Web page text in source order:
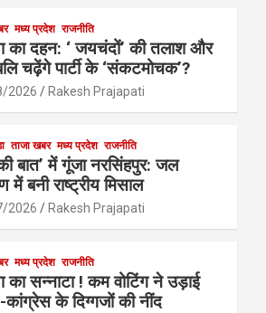
मध्य प्रदेश राजनीति
का दहन: ‘ जयचंदों’ की तलाश और
चढ़ेंगे पार्टी के ‘संकटमोचक’?
2026 Rakesh Prajapati
ताजा खबर मध्य प्रदेश राजनीति
बात’ में गूंजा नरसिंहपुर: जल
में बनी राष्ट्रीय मिसाल
2026 Rakesh Prajapati
मध्य प्रदेश राजनीति
का सन्नाटा ! कम वोटिंग ने उड़ाई
के दिग्गजों की नींद